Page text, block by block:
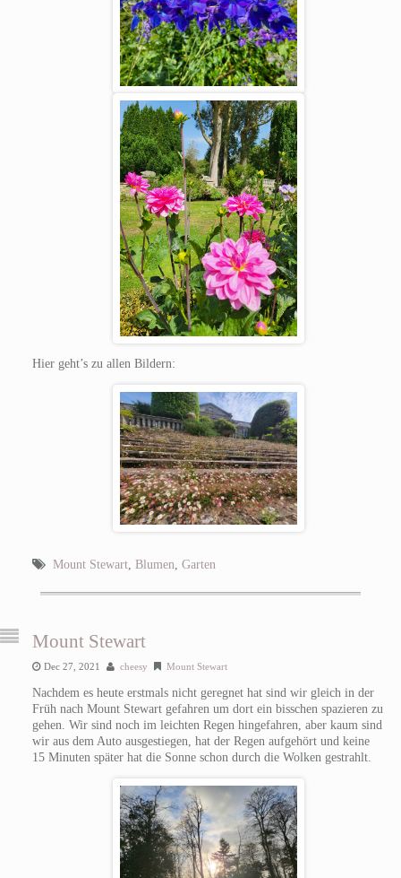
Hier geht’s zu allen Bildern:
Mount Stewart, Blumen Garten
Mount Stewart
Dec 27, 2021 cheesy Mount Stewart
Nachdem es heute erstmals nicht geregnet hat sind wir gleich in der
Früh nach Mount Stewart gefahren um dort ein bisschen spazieren zu
gehen. Wir sind noch im leichten Regen hingefahren, aber kaum sind
wir aus dem Auto ausgestiegen, hat der Regen aufgehört und keine
15 Minuten später hat die Sonne schon durch die Wolken gestrahlt.